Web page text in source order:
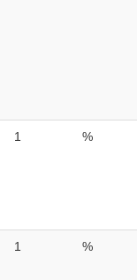
1 %
1 %